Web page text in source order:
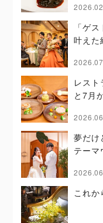
「ゲ
叶えた
レスト
と7月
夢だけ
テーマ
これか